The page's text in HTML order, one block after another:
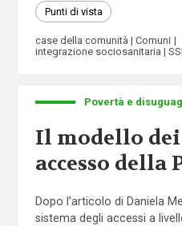
Punti di vista
case della comunità
Comuni
integrazione sociosanitaria
Povertà e
Il modello
accesso della
Dopo l’articolo di Daniela
sistema degli accessi a